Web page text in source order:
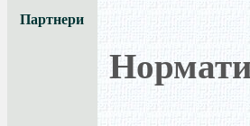
Партнери